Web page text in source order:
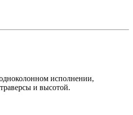
исполнении,
и высотой.